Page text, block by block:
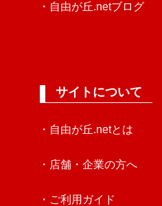
・自由が丘.netブログ
サイトについて
・自由が丘.netとは
・店舗・企業の方へ
・ご利用ガイド